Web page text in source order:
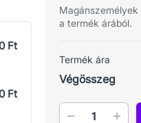
Ft
Ft
a termék árából.
Termék ára
Végösszeg
Mennyiség